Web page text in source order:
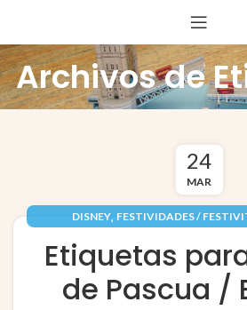
Archivos de
24
MAR
DISNEY, FESTIVIDADES /
Etiquetas
de Pascua /